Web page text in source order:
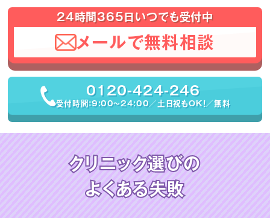
24時間365日いつでも受付中
メールで無料相談
0120-424-246
受付時間：9:00〜24:00／土日祝もOK！／無料
クリニック選びの
よくある失敗